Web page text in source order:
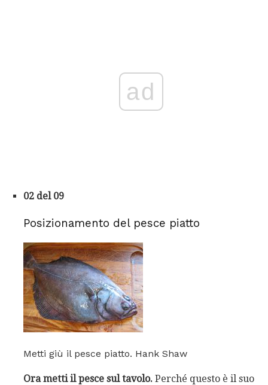
ad
02 del 09
Posizionamento del pesce piatto
Metti giù il pesce piatto. Hank Shaw
Ora metti il ​​pesce sul tavolo. Perché questo è il suo